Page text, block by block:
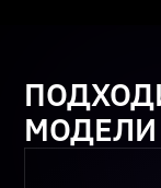
МОДЕЛИ